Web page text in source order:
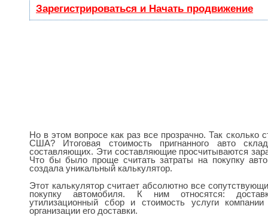
Зарегистрироваться и Начать продвижение
Но в этом вопросе как раз все прозрачно. Так сколько
США? Итоговая стоимость пригнанного авто
составляющих. Эти составляющие просчитываются
Что бы было проще считать затраты на покупку
создала уникальный калькулятор.
Этот калькулятор считает абсолютно все
покупку автомобиля. К ним относятся:
утилизационный сбор и стоимость услуги
организации его доставки.